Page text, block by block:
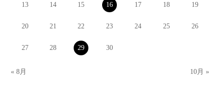
13 14 15 16 17 18 19
20 21 22 23 24 25 26
27 28 29 30
« 8月 10月 »